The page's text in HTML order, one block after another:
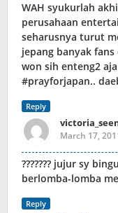
WAH syukurlah
perusahaan
seharusnya turut
jepang banyak
won sih enteng2
#prayforjapan..
Reply
March 17,
??????? jujur sy
berlomba-lomba
Reply